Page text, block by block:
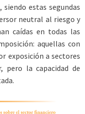
estas segundas
neutral al riesgo y
caídas en todas las
aquellas con
exposición a sectores
pero la capacidad de